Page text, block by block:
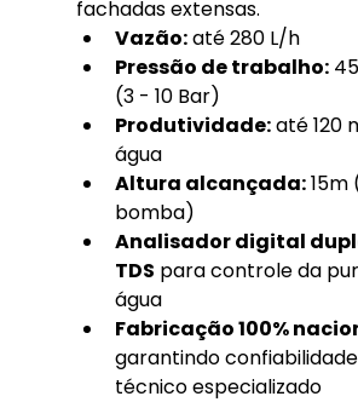
fachadas extensas.
Vazão: até 280 L/h
Pressão de trabalho: 45
(3 - 10 Bar)
Produtividade: até 120
água
Altura alcançada: 15m
bomba)
Analisador digital
TDS para controle da
água
Fabricação 100%
garantindo
técnico especializado